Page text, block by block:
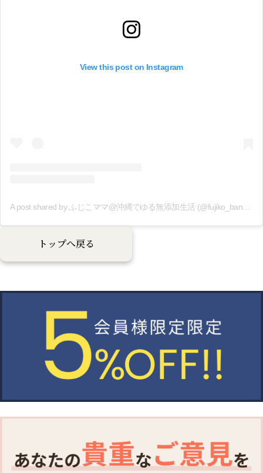
View this post on Instagram
A post shared by ふじこママ@沖縄でゆる無添加生活 (@fujiko_bannai)
トップへ戻る